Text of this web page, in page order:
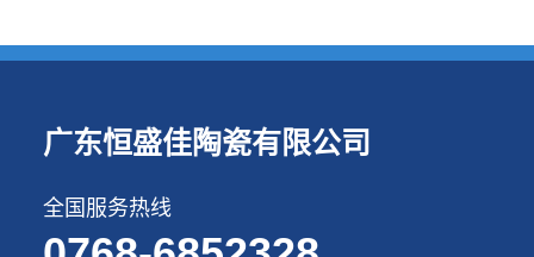
广东恒盛佳陶瓷有限公司
全国服务热线